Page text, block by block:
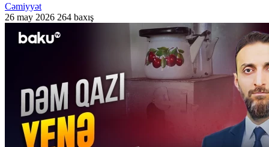
Cəmiyyət
26 may 2026 264 baxış